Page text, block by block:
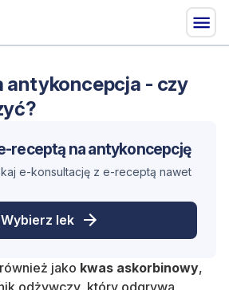
antykoncepcja - czy
receptą naantykoncepcję
e-konsultację z e-receptą nawet
Wybierz lek
jako kwas askorbinowy,
odżywczy, który odgrywa